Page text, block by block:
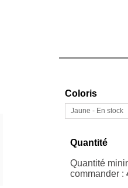
Coloris
Jaune - En stock
Quantité
Quantité
commander :